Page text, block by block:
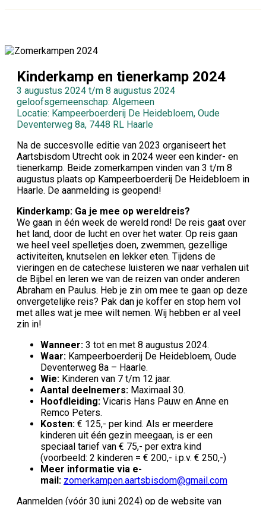
Kinderkamp en tienerkamp 2024
3 augustus 2024 t/m 8 augustus 2024
geloofsgemeenschap: Algemeen
Locatie: Kampeerboerderij De Heidebloem, Oude
Deventerweg 8a, 7448 RL Haarle
Na de succesvolle editie van 2023 organiseert het
Aartsbisdom Utrecht ook in 2024 weer een kinder- en
tienerkamp. Beide zomerkampen vinden van 3 t/m 8
augustus plaats op Kampeerboerderij De Heidebloem in
Haarle. De aanmelding is geopend!
Kinderkamp: Ga je mee op wereldreis?
We gaan in één week de wereld rond! De reis gaat over
het land, door de lucht en over het water. Op reis gaan
we heel veel spelletjes doen, zwemmen, gezellige
activiteiten, knutselen en lekker eten. Tijdens de
vieringen en de catechese luisteren we naar verhalen uit
de Bijbel en leren we van de reizen van onder anderen
Abraham en Paulus. Heb je zin om mee te gaan op deze
onvergetelijke reis? Pak dan je koffer en stop hem vol
met alles wat je mee wilt nemen. Wij hebben er al veel
zin in!
Wanneer: 3 tot en met 8 augustus 2024.
Waar: Kampeerboerderij De Heidebloem, Oude
Deventerweg 8a – Haarle.
Wie: Kinderen van 7 t/m 12 jaar.
Aantal deelnemers: Maximaal 30.
Hoofdleiding: Vicaris Hans Pauw en Anne en
Remco Peters.
Kosten: € 125,- per kind. Als er meerdere
kinderen uit één gezin meegaan, is er een
speciaal tarief van € 75,- per extra kind
(voorbeeld: 2 kinderen = € 200,- i.p.v. € 250,-)
Meer informatie via e-
mail: zomerkampen.aartsbisdom@gmail.com
Aanmelden (vóór 30 juni 2024) op de website van